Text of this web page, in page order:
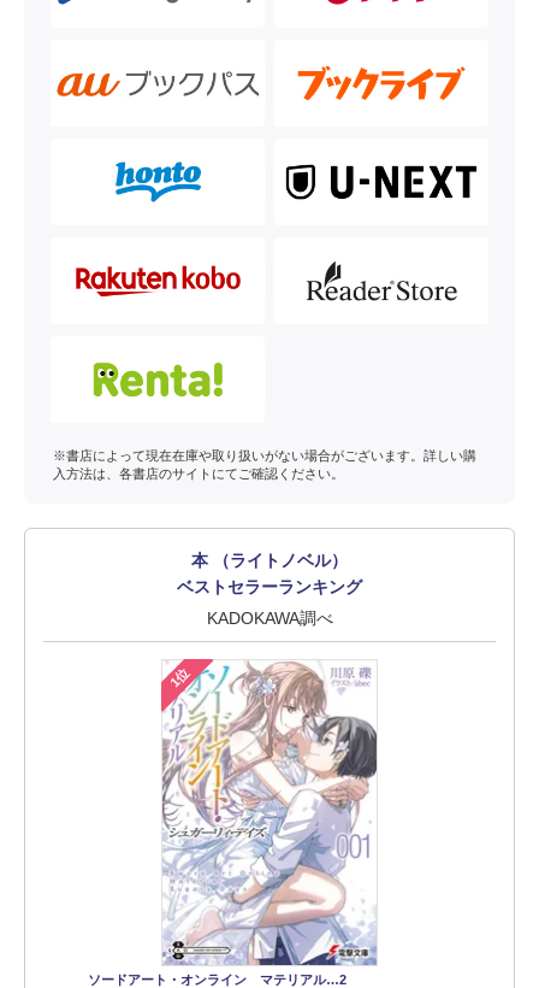
※書店によって現在在庫や取り扱いがない場合がございます。詳しい購
入方法は、各書店のサイトにてご確認ください。
本 （ライトノベル）
ベストセラーランキング
KADOKAWA調べ
1位
ソードアート・オンライン マテリアル…2